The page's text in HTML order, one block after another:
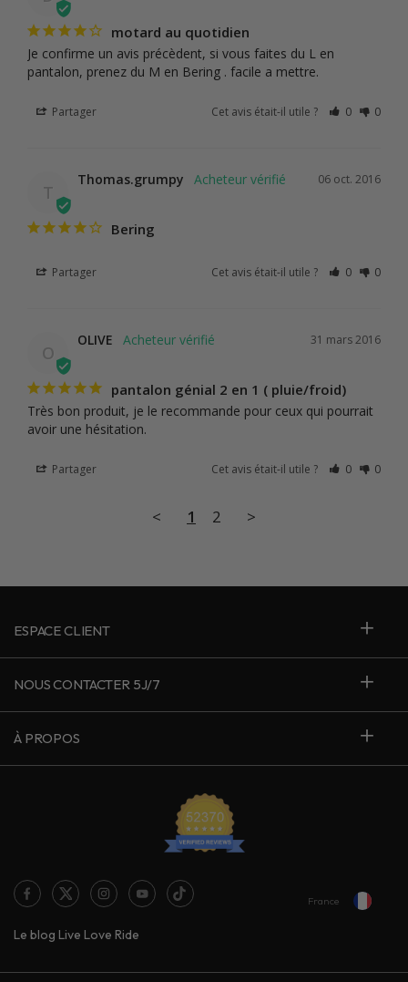
motard au quotidien
Je confirme un avis précèdent, si vous faites du L en
pantalon, prenez du M en Bering . facile a mettre.
Partager Cet avis était-il utile ? 0 0
T
06 oct. 2016
Thomas.grumpy
Bering
Partager Cet avis était-il utile ? 0 0
O
31 mars 2016
OLIVE
pantalon génial 2 en 1 ( pluie/froid)
Très bon produit, je le recommande pour ceux qui pourrait
avoir une hésitation.
Partager Cet avis était-il utile ? 0 0
< 1 2 >
ESPACE CLIENT
NOUS CONTACTER 5J/7
À PROPOS
Le blog Live Love Ride
France